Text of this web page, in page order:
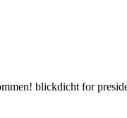
blickdicht for